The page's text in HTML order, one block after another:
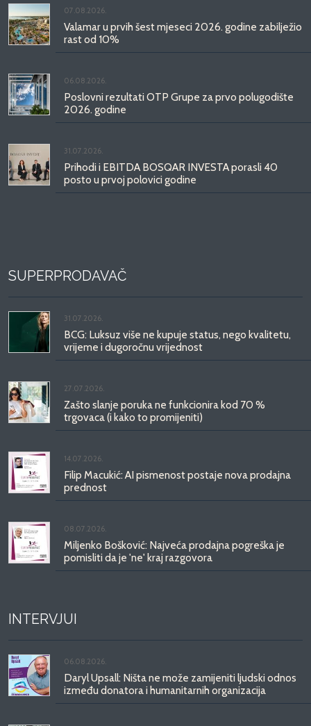
07.08.2026.
Valamar u prvih šest mjeseci 2026. godine zabilježio
rast od 10%
06.08.2026.
Poslovni rezultati OTP Grupe za prvo polugodište
2026. godine
31.07.2026.
Prihodi i EBITDA BOSQAR INVESTA porasli 40
posto u prvoj polovici godine
SUPERPRODAVAČ
31.07.2026.
BCG: Luksuz više ne kupuje status, nego kvalitetu,
vrijeme i dugoročnu vrijednost
27.07.2026.
Zašto slanje poruka ne funkcionira kod 70 %
trgovaca (i kako to promijeniti)
14.07.2026.
Filip Macukić: AI pismenost postaje nova prodajna
prednost
08.07.2026.
Miljenko Bošković: Najveća prodajna pogreška je
pomisliti da je 'ne' kraj razgovora
INTERVJUI
06.08.2026.
Daryl Upsall: Ništa ne može zamijeniti ljudski odnos
između donatora i humanitarnih organizacija